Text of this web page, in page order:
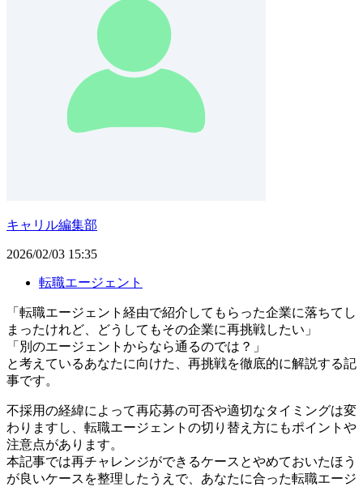
キャリル編集部
2026/02/03 15:35
転職エージェント
「転職エージェント経由で紹介してもらった企業に落ちてし
まったけれど、どうしてもその企業に再挑戦したい」
「別のエージェントからなら通るのでは？」
と考えているあなたに向けた、再挑戦を徹底的に解説する記
事です。
不採用の経緯によって再応募の可否や適切なタイミングは変
わりますし、転職エージェントの切り替え方にもポイントや
注意点があります。
本記事では再チャレンジができるケースとやめておいたほう
が良いケースを整理したうえで、あなたに合った転職エージ